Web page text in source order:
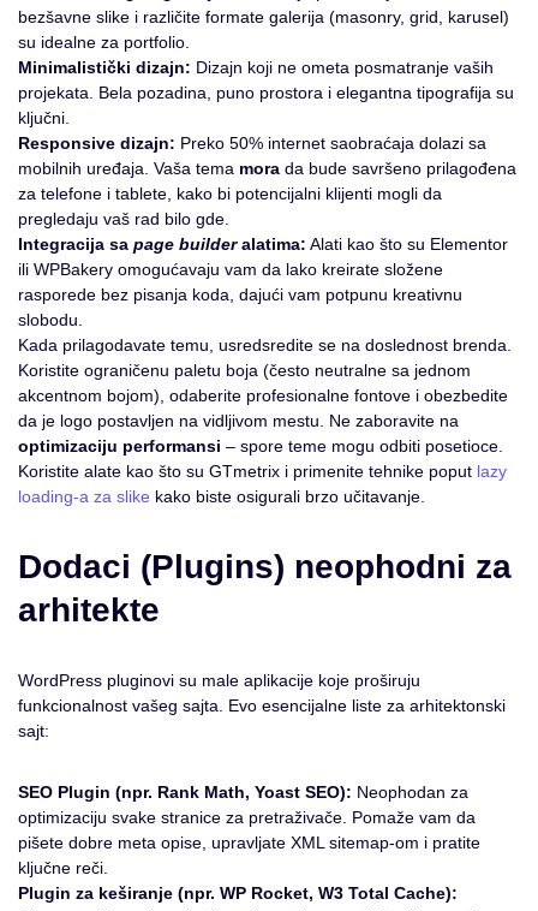
bezšavne slike i različite formate galerija (masonry, grid, karusel)
su idealne za portfolio.
Minimalistički dizajn: Dizajn koji ne ometa posmatranje vaših
projekata. Bela pozadina, puno prostora i elegantna tipografija su
ključni.
Responsive dizajn: Preko 50% internet saobraćaja dolazi sa
mobilnih uređaja. Vaša tema mora da bude savršeno prilagođena
za telefone i tablete, kako bi potencijalni klijenti mogli da
pregledaju vaš rad bilo gde.
Integracija sa page builderalatima: Alati kao što su Elementor
ili WPBakery omogućavaju vam da lako kreirate složene
rasporede bez pisanja koda, dajući vam potpunu kreativnu
slobodu.
Kada prilagodavate temu, usredsredite se na doslednost brenda.
Koristite ograničenu paletu boja (često neutralne sa jednom
akcentnom bojom), odaberite profesionalne fontove i obezbedite
da je logo postavljen na vidljivom mestu. Ne zaboravite na
optimizaciju performansi – spore teme mogu odbiti posetioce.
Koristite alate kao što su GTmetrix i primenite tehnike poput lazy
loading-a za slike kako biste osigurali brzo učitavanje.
Dodaci (Plugins) neophodni za
arhitekte
WordPress pluginovi su male aplikacije koje proširuju
funkcionalnost vašeg sajta. Evo esencijalne liste za arhitektonski
sajt:
SEO Plugin (npr. Rank Math, Yoast SEO): Neophodan za
optimizaciju svake stranice za pretraživače. Pomaže vam da
pišete dobre meta opise, upravljate XML sitemap-om i pratite
ključne reči.
Plugin za keširanje (npr. WP Rocket, W3 Total Cache):